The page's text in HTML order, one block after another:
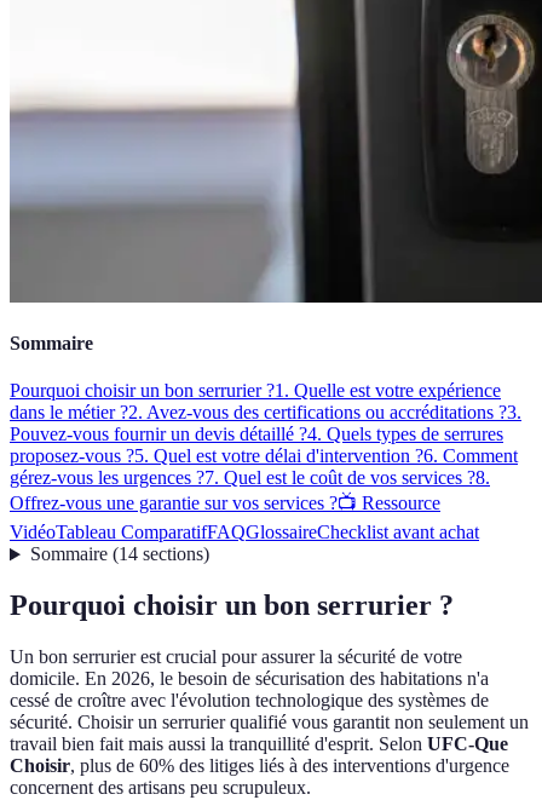
Sommaire
Pourquoi choisir un bon serrurier ?1. Quelle est votre expérience
dans le métier ?2. Avez-vous des certifications ou accréditations ?3.
Pouvez-vous fournir un devis détaillé ?4. Quels types de serrures
proposez-vous ?5. Quel est votre délai d'intervention ?6. Comment
gérez-vous les urgences ?7. Quel est le coût de vos services ?8.
Offrez-vous une garantie sur vos services ?📺 Ressource
VidéoTableau ComparatifFAQGlossaireChecklist avant achat
Sommaire(14 sections)
Pourquoi choisir un bon serrurier ?
Un bon serrurier est crucial pour assurer la sécurité de votre
domicile. En 2026, le besoin de sécurisation des habitations n'a
cessé de croître avec l'évolution technologique des systèmes de
sécurité. Choisir un serrurier qualifié vous garantit non seulement un
travail bien fait mais aussi la tranquillité d'esprit. Selon UFC-Que
Choisir, plus de 60% des litiges liés à des interventions d'urgence
concernent des artisans peu scrupuleux.